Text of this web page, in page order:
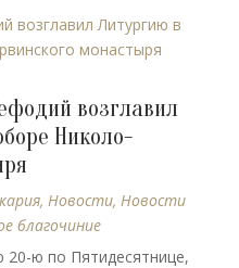
возглавил
Николо-
,Новости,Новости
благочиние
20-ю по Пятидесятнице,